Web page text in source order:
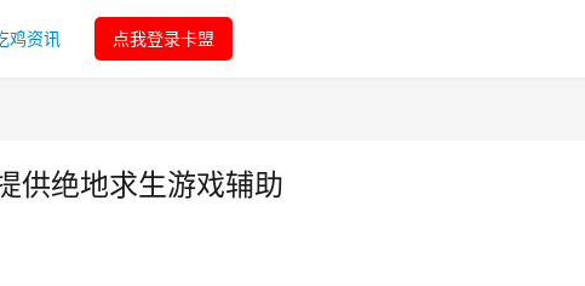
鸡资讯 点我登录卡盟
供绝地求生游戏辅助